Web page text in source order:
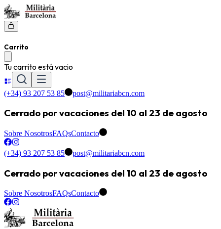
Carrito
Tu carrito está vacio
(+34) 93 207 53 85 post@militariabcn.com
Cerrado por vacaciones del 10 al 23 de agosto
Sobre NosotrosFAQsContacto
(+34) 93 207 53 85 post@militariabcn.com
Cerrado por vacaciones del 10 al 23 de agosto
Sobre NosotrosFAQsContacto